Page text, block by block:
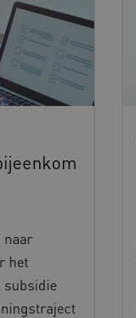
naar
het
subsidie